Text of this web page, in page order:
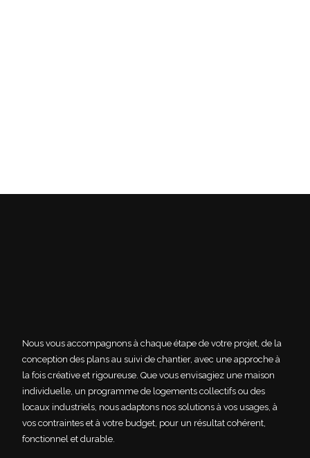
Nous vous accompagnons à chaque étape de votre projet, de la
conception des plans au suivi de chantier, avec une approche à
la fois créative et rigoureuse. Que vous envisagiez une maison
individuelle, un programme de logements collectifs ou des
locaux industriels, nous adaptons nos solutions à vos usages, à
vos contraintes et à votre budget, pour un résultat cohérent,
fonctionnel et durable.